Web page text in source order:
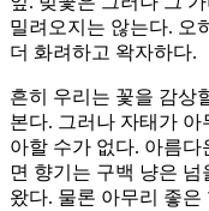
밀려오지는 않는다. 오
더 화려하고 왁자하다.
흔히 우리는 꽃을 감상
본다. 그러나 자태가
아할 수가 없다. 아름
면 향기는 구백 냥은
왔다. 물론 아무리 좋은